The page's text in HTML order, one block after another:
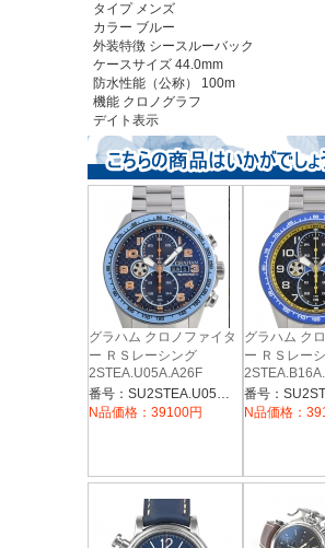
タイプ メンズ
カラー ブルー
外装特徴 シースルーバック
ケースサイズ 44.0mm
防水性能（公称）
100m
機能 クロノグラフ
デイト表示
グラハム クロノファイタ
ー ＲＳレーシング
2STEA.U05A.A26F
番号：SU2STEA.U05A.A26F
N品価格：39100円
グラハム ク
ー ＲＳレー
N品価格：